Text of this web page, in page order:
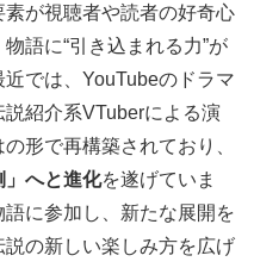
素が視聴者や読者の好奇心
語に“引き込まれる力”が
では、YouTubeのドラマ
紹介系VTuberによる演
形で再構築されており、
」へと進化を遂げていま
に参加し、新たな展開を
の新しい楽しみ方を広げ